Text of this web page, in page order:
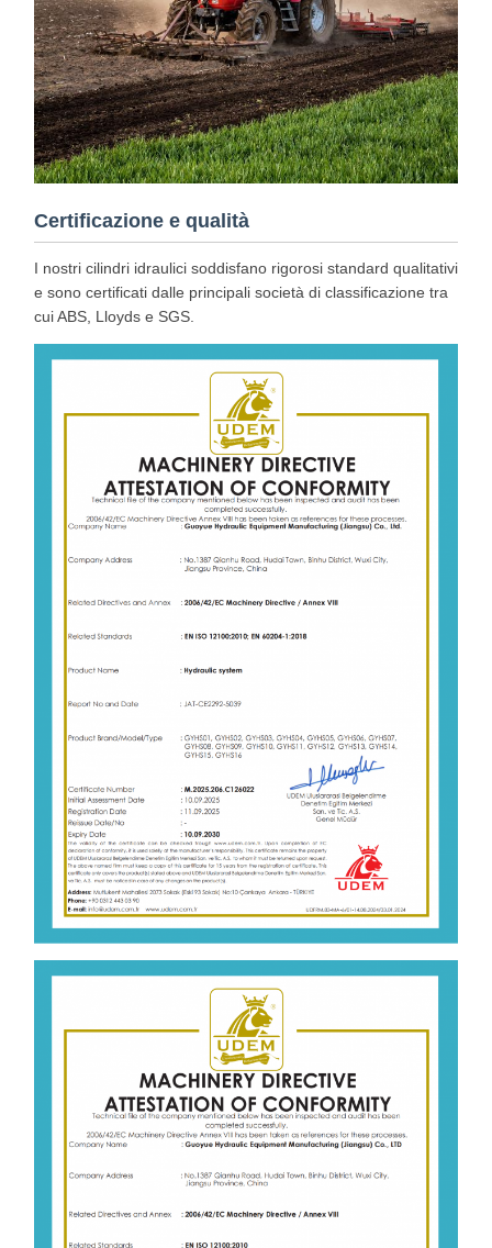
Certificazione e qualità
I nostri cilindri idraulici soddisfano rigorosi standard qualitativi
e sono certificati dalle principali società di classificazione tra
cui ABS, Lloyds e SGS.